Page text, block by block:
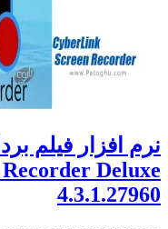
نرم افزار فیلم
Deluxe
4.3.1.27960